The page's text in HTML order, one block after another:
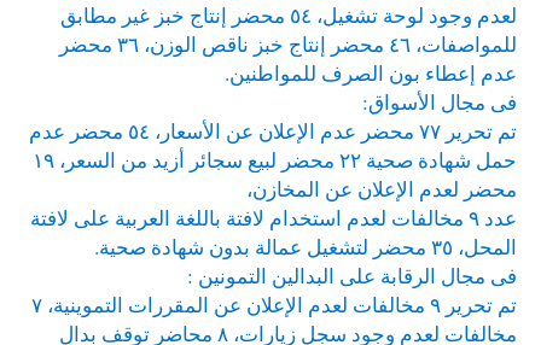
لعدم وجود لوحة تشغيل، ٥٤ محضر إنتاج خبز غير مطابق
للمواصفات، ٤٦ محضر إنتاج خبز ناقص الوزن، ٣٦ محضر
عدم إعطاء بون الصرف للمواطنين.
فى مجال الأسواق:
تم تحرير ٧٧ محضر عدم الإعلان عن الأسعار، ٥٤ محضر عدم
حمل شهادة صحية ٢٢ محضر لبيع سجائر أزيد من السعر، ١٩
محضر لعدم الإعلان عن المخازن،
عدد ٩ مخالفات لعدم استخدام لافتة باللغة العربية على لافتة
المحل، ٣٥ محضر لتشغيل عمالة بدون شهادة صحية.
فى مجال الرقابة على البدالين التمونين :
تم تحرير ٩ مخالفات لعدم الإعلان عن المقررات التموينية، ٧
مخالفات لعدم وجود سجل زيارات، ٨ محاضر توقف بدال